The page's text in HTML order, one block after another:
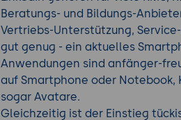
Beratungs- und Bildungs-
Vertriebs-Unterstützung,
gut genug - ein aktuelles
Anwendungen sind anfänger-
auf Smartphone oder Notebook,
sogar Avatare.
Gleichzeitig ist der Einstieg